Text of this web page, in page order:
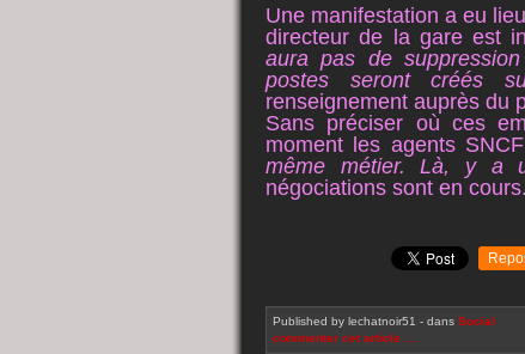
Une manifestation a eu
directeur de la gare est
aura pas de
postes seront créés
renseignement auprès du
Sans préciser où ces
moment les agents
même métier. Là, y a
négociations sont en cours.
Published by lechatnoir51 - dans Social
commenter cet article